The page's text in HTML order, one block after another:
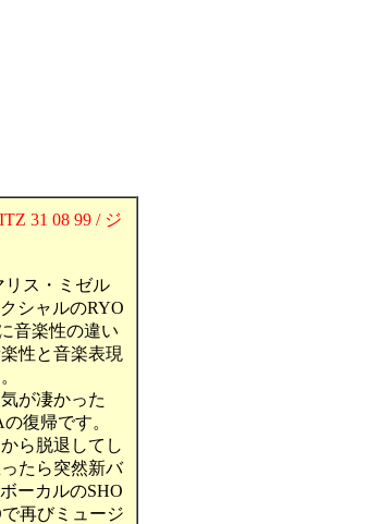
31 08 99 / ジ
ス・ミゼル
シャルのRYO
音楽性の違い
性と音楽表現
が凄かった
復帰です。
ら脱退してし
たら突然新バ
ーカルのSHO
再びミュージ